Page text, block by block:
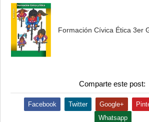
Formación Cívica Ética 3er
Comparte este post:
Facebook Twitter Google+
Whatsapp